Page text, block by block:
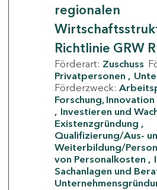
regionalen
Richtlinie GRW
Förderart: Zuschuss
Privatpersonen
Förderzweck:
Forschung,
Investieren und
Existenzgründung
Qualifizierung/Aus-
Weiterbildung/
von Personalkosten
Sachanlagen und